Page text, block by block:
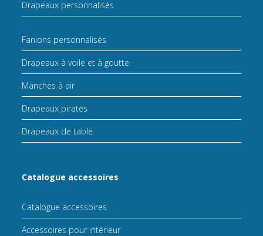
Drapeaux personnalisés
Fanions personnalisés
Drapeaux à voile et à goutte
Manches à air
Drapeaux pirates
Drapeaux de table
Catalogue accessoires
Catalogue accessoires
Accessoires pour intérieur